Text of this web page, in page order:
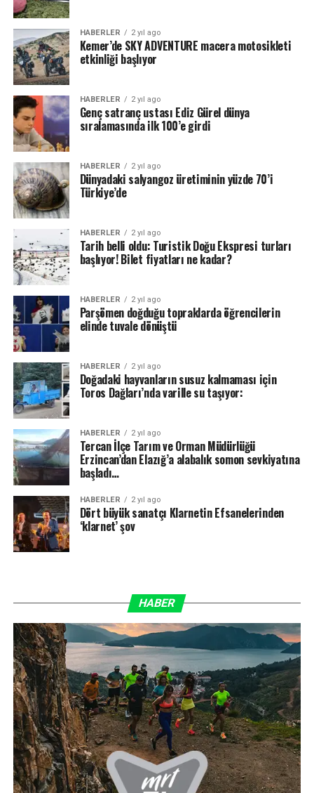
HABERLER 2 yıl ago
Kemer’de SKY ADVENTURE macera motosikleti
etkinliği başlıyor
HABERLER 2 yıl ago
Genç satranç ustası Ediz Gürel dünya
sıralamasında ilk 100’e girdi
HABERLER 2 yıl ago
Dünyadaki salyangoz üretiminin yüzde 70’i
Türkiye’de
HABERLER 2 yıl ago
Tarih belli oldu: Turistik Doğu Ekspresi turları
başlıyor! Bilet fiyatları ne kadar?
HABERLER 2 yıl ago
Parşömen doğduğu topraklarda öğrencilerin
elinde tuvale dönüştü
HABERLER 2 yıl ago
Doğadaki hayvanların susuz kalmaması için
Toros Dağları’nda varille su taşıyor:
HABERLER 2 yıl ago
Tercan İlçe Tarım ve Orman Müdürlüğü
Erzincan’dan Elazığ’a alabalık somon sevkiyatına
başladı…
HABERLER 2 yıl ago
Dört büyük sanatçı Klarnetin Efsanelerinden
‘klarnet’ şov
HABER